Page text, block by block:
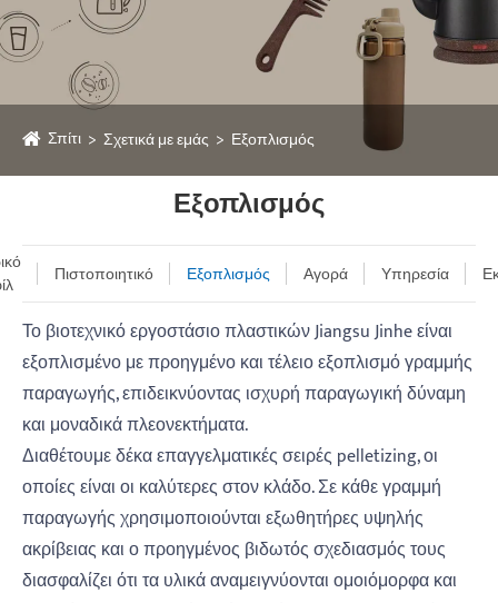
Σπίτι Σχετικά με εμάς Εξοπλισμός
Εξοπλισμός
Πιστοποιητικό Εξοπλισμός Αγορά Υπηρεσία
Το βιοτεχνικό εργοστάσιο πλαστικών Jiangsu Jinhe είναι
εξοπλισμένο με προηγμένο και τέλειο εξοπλισμό γραμμής
παραγωγής, επιδεικνύοντας ισχυρή παραγωγική δύναμη
και μοναδικά πλεονεκτήματα.
Διαθέτουμε δέκα επαγγελματικές σειρές pelletizing, οι
οποίες είναι οι καλύτερες στον κλάδο. Σε κάθε γραμμή
παραγωγής χρησιμοποιούνται εξωθητήρες υψηλής
ακρίβειας και ο προηγμένος βιδωτός σχεδιασμός τους
διασφαλίζει ότι τα υλικά αναμειγνύονται ομοιόμορφα και